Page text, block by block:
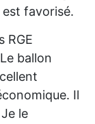
favorisé.
RGE
ballon
Il
le